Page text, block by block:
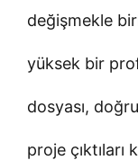
değişmekle
yüksek bir
dosyası,
proje çıktıları